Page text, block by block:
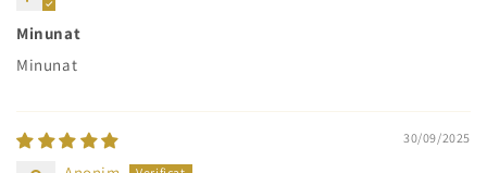
Minunat
Minunat
30/09/2025